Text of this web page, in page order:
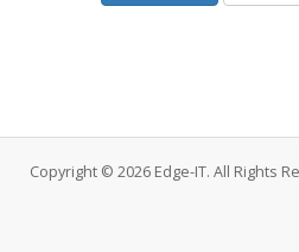
Copyright © 2026 Edge-IT. All Rights